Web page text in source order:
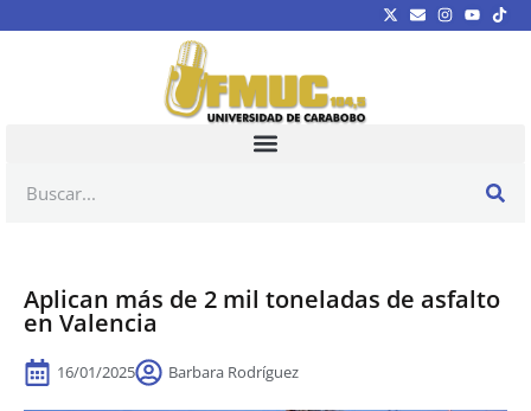
Aplican más de 2 mil toneladas de asfalto
en Valencia
16/01/2025 Barbara Rodríguez